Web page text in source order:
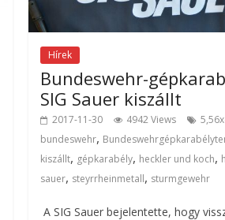
Hírek
Bundeswehr-
SIG Sauer kiszállt
2017-11-30 4942 Views
bundeswehr,
kiszállt, gépkarabély, heckler und koch,
sauer, steyrrheinmetall, sturmgewehr
A SIG Sauer bejelentette, hogy